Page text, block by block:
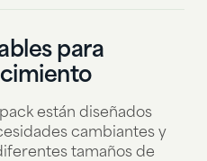
para
están diseñados
cambiantes y
tamaños de